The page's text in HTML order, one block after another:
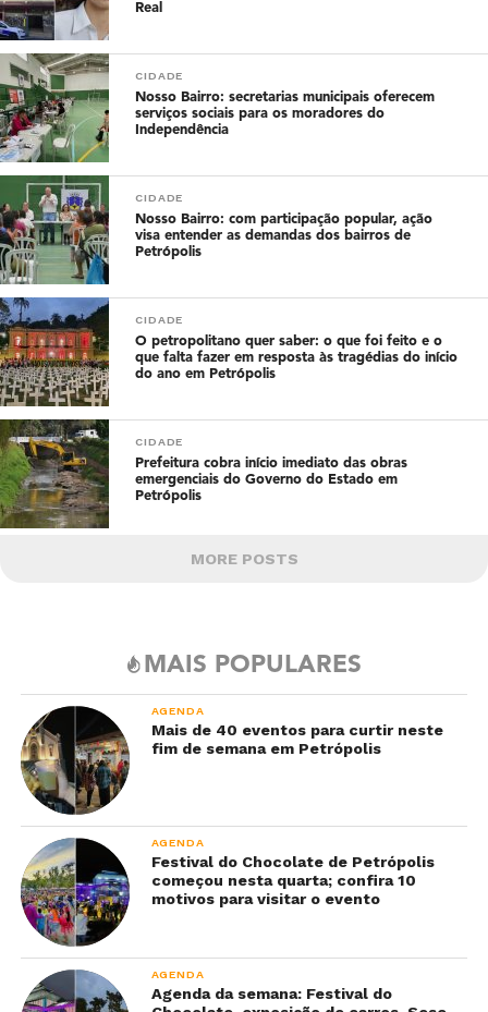
Real
CIDADE
Nosso Bairro: secretarias municipais oferecem
serviços sociais para os moradores do
Independência
CIDADE
Nosso Bairro: com participação popular, ação
visa entender as demandas dos bairros de
Petrópolis
CIDADE
O petropolitano quer saber: o que foi feito e o
que falta fazer em resposta às tragédias do início
do ano em Petrópolis
CIDADE
Prefeitura cobra início imediato das obras
emergenciais do Governo do Estado em
Petrópolis
MORE POSTS
MAIS POPULARES
AGENDA
Mais de 40 eventos para curtir neste
fim de semana em Petrópolis
AGENDA
Festival do Chocolate de Petrópolis
começou nesta quarta; confira 10
motivos para visitar o evento
AGENDA
Agenda da semana: Festival do